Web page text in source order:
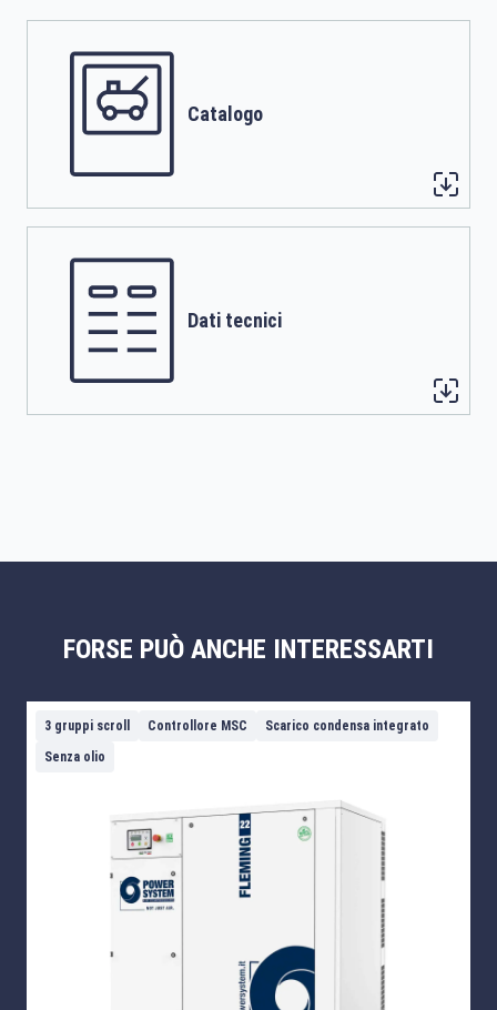
Catalogo
Dati tecnici
FORSE PUÒ ANCHE INTERESSARTI
3 gruppi scroll Controllore MSC
Scarico condensa integrato
Senza olio